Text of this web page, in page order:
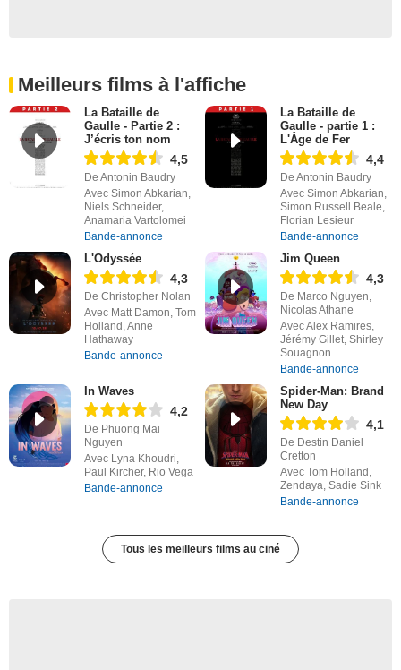
Meilleurs films à l'affiche
La Bataille de
Gaulle - Partie 2 :
J’écris ton nom
4,5
De Antonin Baudry
Avec Simon Abkarian,
Niels Schneider,
Anamaria Vartolomei
Bande-annonce
La Bataille de
Gaulle - partie 1 :
L'Âge de Fer
4,4
De Antonin Baudry
Avec Simon Abkarian,
Simon Russell Beale,
Florian Lesieur
Bande-annonce
L'Odyssée
4,3
De Christopher Nolan
Avec Matt Damon, Tom
Holland, Anne
Hathaway
Bande-annonce
Jim Queen
4,3
De Marco Nguyen,
Nicolas Athane
Avec Alex Ramires,
Jérémy Gillet, Shirley
Souagnon
Bande-annonce
In Waves
4,2
De Phuong Mai
Nguyen
Avec Lyna Khoudri,
Paul Kircher, Rio Vega
Bande-annonce
Spider-Man: Brand
New Day
4,1
De Destin Daniel
Cretton
Avec Tom Holland,
Zendaya, Sadie Sink
Bande-annonce
Tous les meilleurs films au ciné